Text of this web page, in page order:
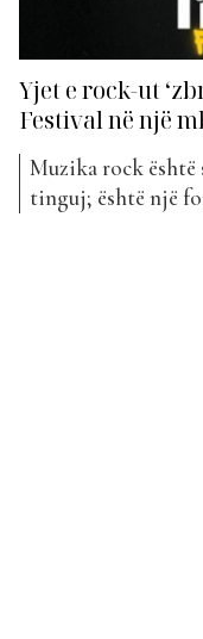
Yjet e rock-ut
Festival në një
Muzika rock është
tinguj; është një